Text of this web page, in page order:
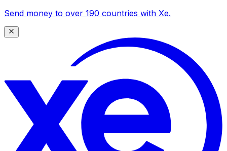
Send money to over 190 countries with Xe.